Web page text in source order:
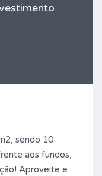
sendo 10
aos fundos,
Aproveite e